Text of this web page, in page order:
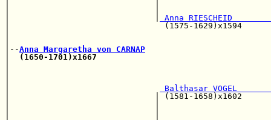
Anna RIESCHEID
|                                (1575-
|--Anna Margaretha von CARNAP
(1650-1701)x1667
Balthasar VOGEL
|                              | (1581-